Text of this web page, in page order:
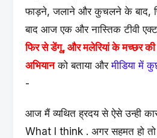
फाड़ने, जलाने और कुचलने के बाद,
बाद आज एक और नास्तिक टीवी
फिर से डेंगू, और मलेरियां के मच्छर
अभियानको बताया औरमीडिया में
-
आज मैं व्यथित ह्रदय से ऐसे उन्ही
What I think . अगर सहमत हो